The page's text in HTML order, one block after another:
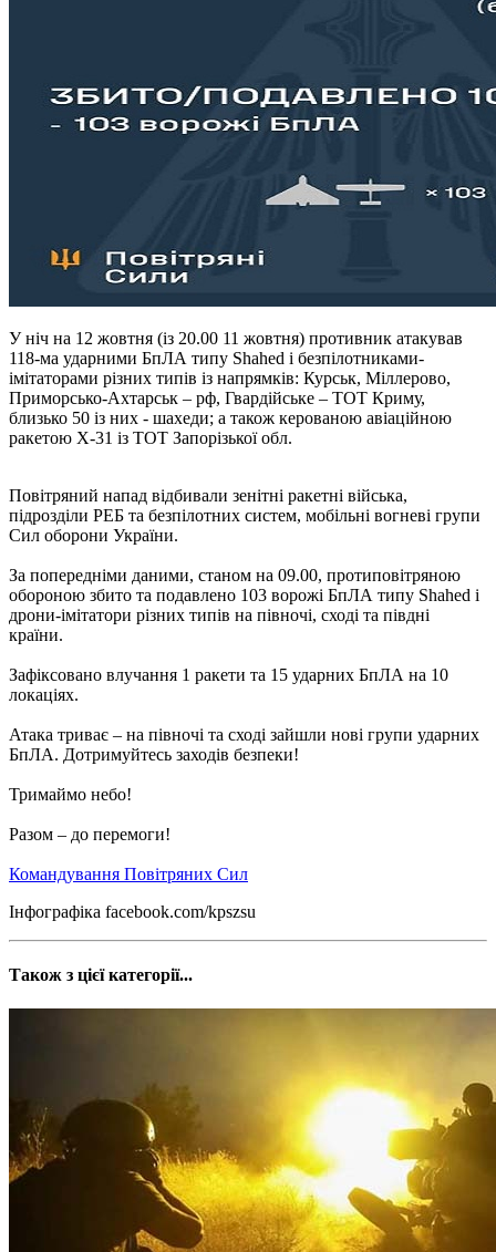
У ніч на 12 жовтня (із 20.00 11 жовтня) противник атакував
118-ма ударними БпЛА типу Shahed і безпілотниками-
імітаторами різних типів із напрямків: Курськ, Міллерово,
Приморсько-Ахтарськ – рф, Гвардійське – ТОТ Криму,
близько 50 із них - шахеди; а також керованою авіаційною
ракетою Х-31 із ТОТ Запорізької обл.
Повітряний напад відбивали зенітні ракетні війська,
підрозділи РЕБ та безпілотних систем, мобільні вогневі групи
Сил оборони України.
За попередніми даними, станом на 09.00, протиповітряною
обороною збито та подавлено 103 ворожі БпЛА типу Shahed і
дрони-імітатори різних типів на півночі, сході та півдні
країни.
Зафіксовано влучання 1 ракети та 15 ударних БпЛА на 10
локаціях.
Атака триває – на півночі та сході зайшли нові групи ударних
БпЛА. Дотримуйтесь заходів безпеки!
Тримаймо небо!
Разом – до перемоги!
Командування Повітряних Сил
Інфографіка facebook.com/kpszsu
Також з цієї категорії...